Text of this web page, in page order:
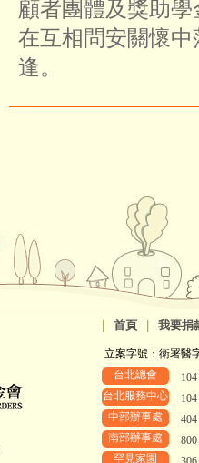
顧者團體及獎助
在互相問安關懷
逢。
首頁 我要捐
立案字號：衛署醫
台北總會
台北服務中心
中部辦事處
南部辦事處
罕見家園